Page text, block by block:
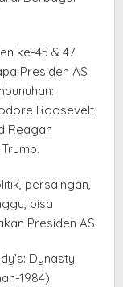
ke-45 & 47
Presiden AS
Roosevelt
Reagan
persaingan,
bisa
Presiden AS.
Dynasty
1984)